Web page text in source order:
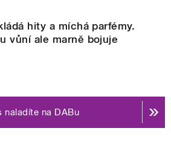
hity a míchá parfémy.
vůní ale marně bojuje
naladíte na DABu